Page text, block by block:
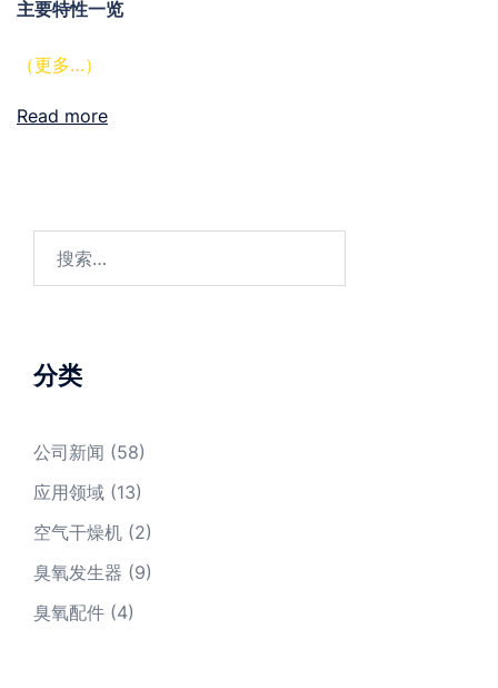
主要特性一览
（更多…）
Read more
索：
分类
公司新闻 (58)
应用领域 (13)
空气干燥机 (2)
臭氧发生器 (9)
臭氧配件 (4)